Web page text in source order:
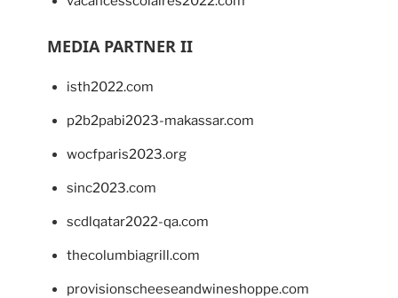
MEDIA PARTNER II
isth2022.com
p2b2pabi2023-makassar.com
wocfparis2023.org
sinc2023.com
scdlqatar2022-qa.com
thecolumbiagrill.com
provisionscheeseandwineshoppe.com